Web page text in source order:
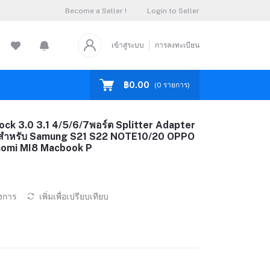
Become a Seller ! Login to Seller
เข้าสู่ระบบ การลงทะเบียน
฿0.00 (0 รายการ)
3.0 3.1 4/5/6/7พอร์ต Splitter Adapter
หรับ Samung S21 S22 NOTE10/20 OPPO
MI8 Macbook P
าร เพิ่มเพื่อเปรียบเทียบ